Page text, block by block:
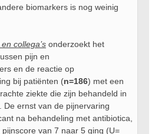
biomarkers is nog weinig
collega’s onderzoekt het
pijn en
en de reactie op
bij patiënten (n=186) met een
ziekte die zijn behandeld in
De ernst van de pijnervaring
na behandeling met antibiotica,
van 7 naar 5 ging (U=